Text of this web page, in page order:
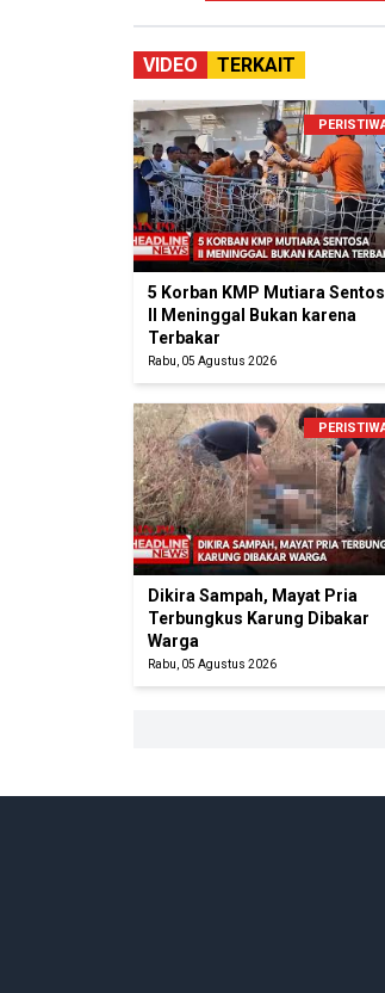
VIDEO TERKAIT
5 Korban KMP Mutiara
II Meninggal Bukan karena
Terbakar
Rabu, 05 Agustus 2026
Dikira Sampah, Mayat Pria
Terbungkus Karung Dibakar
Warga
Rabu, 05 Agustus 2026